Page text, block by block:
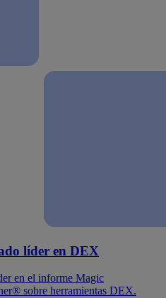
líder en DEX
en el informe Magic
sobre herramientas DEX.